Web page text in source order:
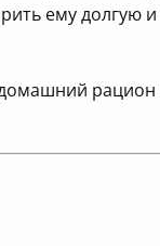
ему долгую
рацион